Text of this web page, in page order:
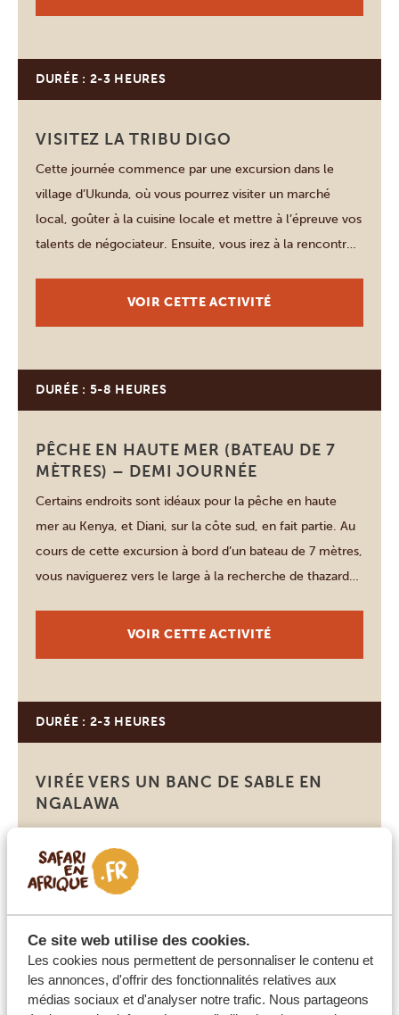
Ce site web utilise des cookies.
Les cookies nous permettent de personnaliser le contenu et
les annonces, d'offrir des fonctionnalités relatives aux
médias sociaux et d'analyser notre trafic. Nous partageons
DURÉE : 2-3 HEURES
VISITEZ LA TRIBU DIGO
Cette journée commence par une excursion dans le
village d’Ukunda, où vous pourrez visiter un marché
local, goûter à la cuisine locale et mettre à l’épreuve vos
talents de négociateur. Ensuite, vous irez à la rencontre
aujourd’hui dans des villages comptant chacun une
VOIR CETTE ACTIVITÉ
DURÉE : 5-8 HEURES
PÊCHE EN HAUTE MER (BATEAU DE 7
MÈTRES) – DEMI JOURNÉE
Certains endroits sont idéaux pour la pêche en haute
mer au Kenya, et Diani, sur la côte sud, en fait partie. Au
cours de cette excursion à bord d’un bateau de 7 mètres,
vous naviguerez vers le large à la recherche de thazards
avec remise à l’eau, […]
VOIR CETTE ACTIVITÉ
DURÉE : 2-3 HEURES
VIRÉE VERS UN BANC DE SABLE EN
NGALAWA
montez à bord d’un voilier traditionnel en bois appelé
ngalawa pour vous rendre sur un superbe banc de sable
l’océan turquoise et bénéficier d’une vue magnifique sur
Diani Beach depuis cette étendue de sable qui n’apparaît
[…]
VOIR CETTE ACTIVITÉ